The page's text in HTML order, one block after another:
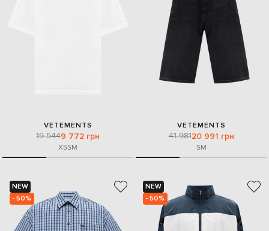
VETEMENTS
19 5449 772 грн
XSSM
VETEMENTS
41 98120 991 грн
SM
NEW
- 50%
NEW
- 50%